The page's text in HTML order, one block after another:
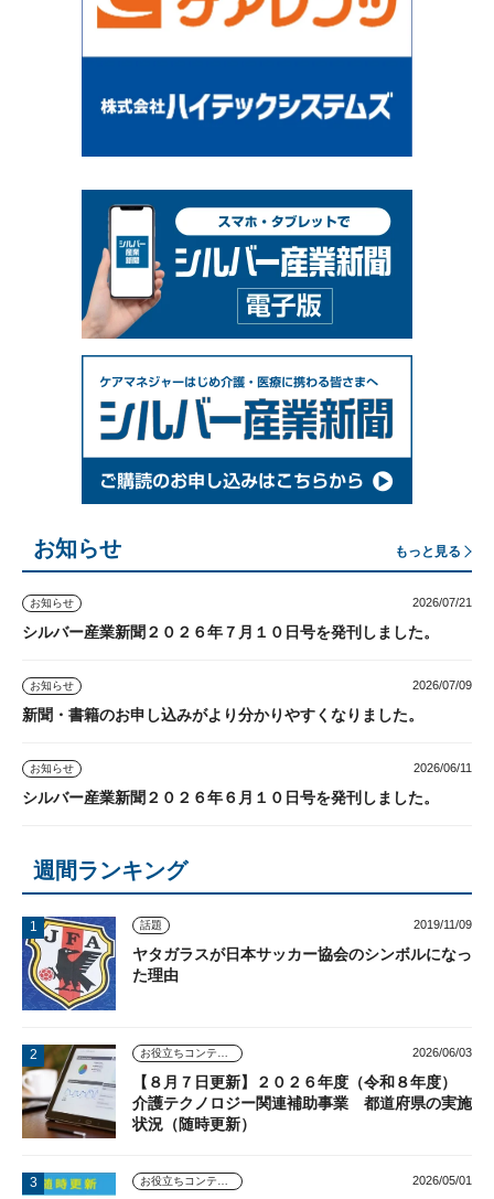
お知らせ もっと見る
お知らせ 2026/07/21
シルバー産業新聞２０２６年７月１０日号を発刊しました。
お知らせ 2026/07/09
新聞・書籍のお申し込みがより分かりやすくなりました。
お知らせ 2026/06/11
シルバー産業新聞２０２６年６月１０日号を発刊しました。
週間ランキング
話題 2019/11/09
ヤタガラスが日本サッカー協会のシンボルになっ
た理由
2026/06/03
【８月７日更新】２０２６年度（令和８年度）
介護テクノロジー関連補助事業 都道府県の実施
状況（随時更新）
2026/05/01